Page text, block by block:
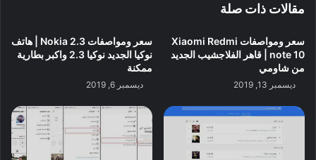
مقالات ذات صلة
سعر ومواصفات Xiaomi Redmi
note 10 | قاهر الفلاجشيب الجديد
من شاومي
ديسمبر 13, 2019
سعر ومواصفات Nokia 2.3 | هاتف
نوكيا الجديد نوكيا 2.3 واكبر بطارية
ممكنة
ديسمبر 6, 2019